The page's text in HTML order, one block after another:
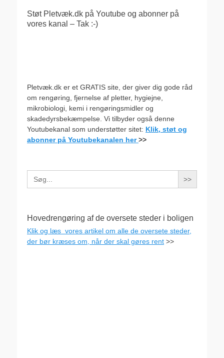
Støt Pletvæk.dk på Youtube og abonner på
vores kanal – Tak :-)
Pletvæk.dk er et GRATIS site, der giver dig gode råd
om rengøring, fjernelse af pletter, hygiejne,
mikrobiologi, kemi i rengøringsmidler og
skadedyrsbekæmpelse. Vi tilbyder også denne
Youtubekanal som understøtter sitet: Klik, støt og
abonner på Youtubekanalen her>>
Search
for:
Hovedrengøring af de oversete steder i boligen
Klik og læs vores artikel om alle de oversete steder,
der bør kræses om, når der skal gøres rent >>